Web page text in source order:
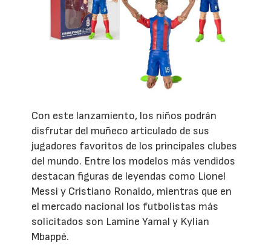
Con este lanzamiento, los niños podrán
disfrutar del muñeco articulado de sus
jugadores favoritos de los principales clubes
del mundo. Entre los modelos más vendidos
destacan figuras de leyendas como Lionel
Messi y Cristiano Ronaldo, mientras que en
el mercado nacional los futbolistas más
solicitados son Lamine Yamal y Kylian
Mbappé.